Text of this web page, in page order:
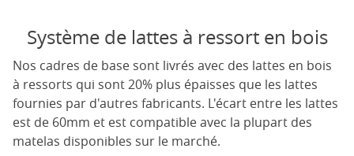
Système de lattes à ressort en bois
Nos cadres de base sont livrés avec des lattes en bois
à ressorts qui sont 20% plus épaisses que les lattes
fournies par d'autres fabricants. L'écart entre les lattes
est de 60mm et est compatible avec la plupart des
matelas disponibles sur le marché.